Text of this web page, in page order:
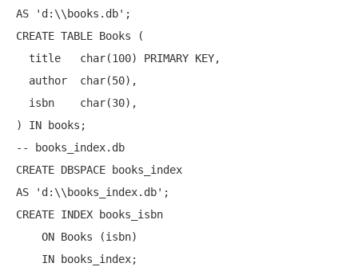
AS
'd:\\books.db'
CREATE TABLE Books (
  title
char(100) PRIMARY KEY,
  author
char(50),
  isbn
char(30),
) IN
-- books_index.db
CREATE
AS
'd:\\books_index.db'
CREATE INDEX books_isbn
ON Books (isbn)
IN